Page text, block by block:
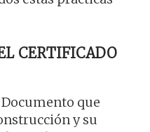
CERTIFICADO
que
y su